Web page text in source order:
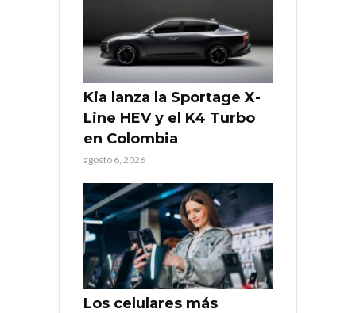
Kia lanza la Sportage X-
Line HEV y el K4 Turbo
en Colombia
agosto 6, 2026
Los celulares más